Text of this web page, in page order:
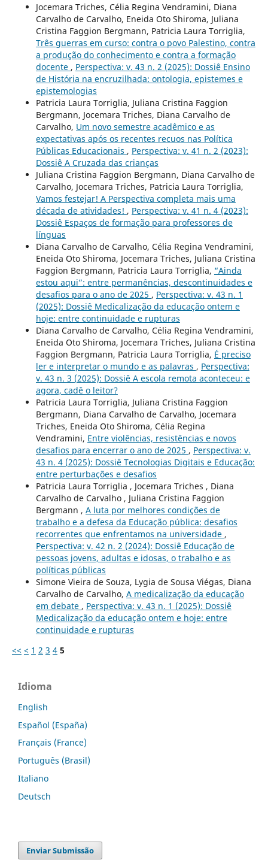
Jocemara Triches, Célia Regina Vendramini, Diana
Carvalho de Carvalho, Eneida Oto Shiroma, Juliana
Cristina Faggion Bergmann, Patricia Laura Torriglia,
Três guerras em curso: contra o povo Palestino, contra
a produção do conhecimento e contra a formação
docente , Perspectiva: v. 43 n. 2 (2025): Dossiê Ensino
de História na encruzilhada: ontologia, epistemes e
epistemologias
Patricia Laura Torriglia, Juliana Cristina Faggion
Bergmann, Jocemara Triches, Diana Carvalho de
Carvalho, Um novo semestre acadêmico e as
expectativas após os recentes recuos nas Política
Públicas Educacionais , Perspectiva: v. 41 n. 2 (2023):
Dossiê A Cruzada das crianças
Juliana Cristina Faggion Bergmann, Diana Carvalho de
Carvalho, Jocemara Triches, Patricia Laura Torriglia,
Vamos festejar! A Perspectiva completa mais uma
década de atividades! , Perspectiva: v. 41 n. 4 (2023):
Dossiê Espaços de formação para professores de
línguas
Diana Carvalho de Carvalho, Célia Regina Vendramini,
Eneida Oto Shiroma, Jocemara Triches, Juliana Cristina
Faggion Bergmann, Patricia Laura Torriglia, “Ainda
estou aqui”: entre permanências, descontinuidades e
desafios para o ano de 2025 , Perspectiva: v. 43 n. 1
(2025): Dossiê Medicalização da educação ontem e
hoje: entre continuidade e rupturas
Diana Carvalho de Carvalho, Célia Regina Vendramini,
Eneida Oto Shiroma, Jocemara Triches, Juliana Cristina
Faggion Bergmann, Patricia Laura Torriglia, É preciso
ler e interpretar o mundo e as palavras , Perspectiva:
v. 43 n. 3 (2025): Dossiê A escola remota aconteceu: e
agora, cadê o leitor?
Patricia Laura Torriglia, Juliana Cristina Faggion
Bergmann, Diana Carvalho de Carvalho, Jocemara
Triches, Eneida Oto Shiroma, Célia Regina
Vendramini, Entre violências, resistências e novos
desafios para encerrar o ano de 2025 , Perspectiva: v.
43 n. 4 (2025): Dossiê Tecnologias Digitais e Educação:
entre perturbações e desafios
Patricia Laura Torriglia , Jocemara Triches , Diana
Carvalho de Carvalho , Juliana Cristina Faggion
Bergmann , A luta por melhores condições de
trabalho e a defesa da Educação pública: desafios
recorrentes que enfrentamos na universidade ,
Perspectiva: v. 42 n. 2 (2024): Dossiê Educação de
pessoas jovens, adultas e idosas, o trabalho e as
políticas públicas
Simone Vieira de Souza, Lygia de Sousa Viégas, Diana
Carvalho de Carvalho, A medicalização da educação
em debate , Perspectiva: v. 43 n. 1 (2025): Dossiê
Medicalização da educação ontem e hoje: entre
continuidade e rupturas
<< < 1 2 3 4 5
Idioma
English
Español (España)
Français (France)
Português (Brasil)
Italiano
Deutsch
Enviar Submissão